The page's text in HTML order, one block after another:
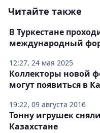
Читайте также
12:27, 24 мая 2025
В Туркестане
международный
19:22, 09 августа 2016
Коллекторы новой
могут появиться в
Тонну игрушек
Казахстане